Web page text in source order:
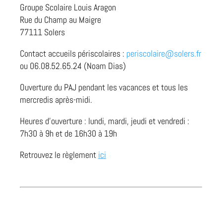
Groupe Scolaire Louis Aragon
Rue du Champ au Maigre
77111 Solers
Contact accueils périscolaires : periscolaire@solers.fr
ou 06.08.52.65.24 (Noam Dias)
Ouverture du PAJ pendant les vacances et tous les
mercredis après-midi.
Heures d’ouverture : lundi, mardi, jeudi et vendredi :
7h30 à 9h et de 16h30 à 19h
Retrouvez le règlement ici